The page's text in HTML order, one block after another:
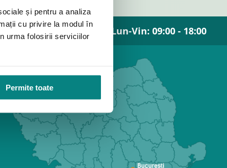
și pentru a analiza
cu privire la modul în
urma folosirii serviciilor
Permite toate
Lun-Vin: 09:00 - 18:00